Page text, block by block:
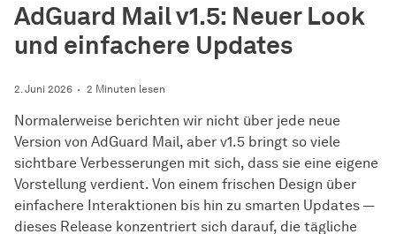
AdGuard Mail v1.5: Neuer Look
und einfachere Updates
2. Juni 2026 2 Minuten lesen
Normalerweise berichten wir nicht über jede neue
Version von AdGuard Mail, aber v1.5 bringt so viele
sichtbare Verbesserungen mit sich, dass sie eine eigene
Vorstellung verdient. Von einem frischen Design über
einfachere Interaktionen bis hin zu smarten Updates —
dieses Release konzentriert sich darauf, die tägliche